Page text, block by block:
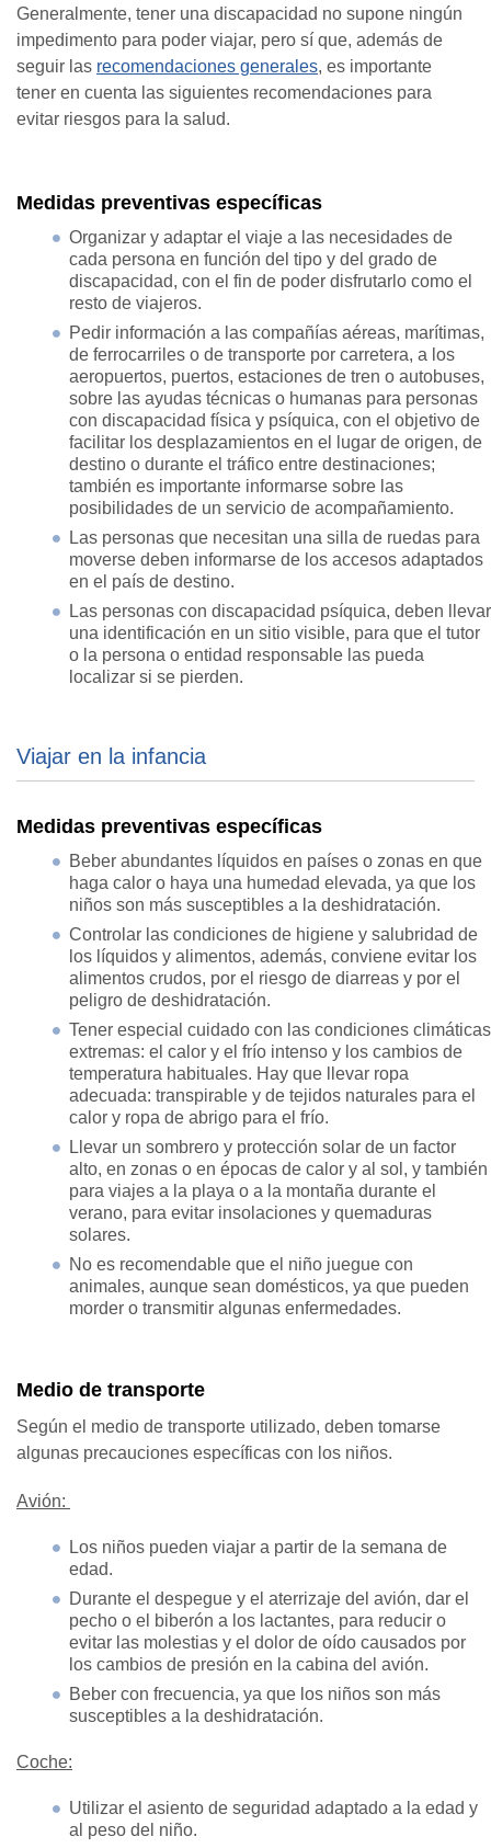
Generalmente, tener una discapacidad no supone ningún
impedimento para poder viajar, pero sí que, además de
seguir las recomendaciones generales, es importante
tener en cuenta las siguientes recomendaciones para
evitar riesgos para la salud.
Medidas preventivas específicas
Organizar y adaptar el viaje a las necesidades de
cada persona en función del tipo y del grado de
discapacidad, con el fin de poder disfrutarlo como el
resto de viajeros.
Pedir información a las compañías aéreas, marítimas,
de ferrocarriles o de transporte por carretera, a los
aeropuertos, puertos, estaciones de tren o autobuses,
sobre las ayudas técnicas o humanas para personas
con discapacidad física y psíquica, con el objetivo de
facilitar los desplazamientos en el lugar de origen, de
destino o durante el tráfico entre destinaciones;
también es importante informarse sobre las
posibilidades de un servicio de acompañamiento.
Las personas que necesitan una silla de ruedas para
moverse deben informarse de los accesos adaptados
en el país de destino.
Las personas con discapacidad psíquica, deben llevar
una identificación en un sitio visible, para que el tutor
o la persona o entidad responsable las pueda
localizar si se pierden.
Viajar en la infancia
Medidas preventivas específicas
Beber abundantes líquidos en países o zonas en que
haga calor o haya una humedad elevada, ya que los
niños son más susceptibles a la deshidratación.
Controlar las condiciones de higiene y salubridad de
los líquidos y alimentos, además, conviene evitar los
alimentos crudos, por el riesgo de diarreas y por el
peligro de deshidratación.
Tener especial cuidado con las condiciones climáticas
extremas: el calor y el frío intenso y los cambios de
temperatura habituales. Hay que llevar ropa
adecuada: transpirable y de tejidos naturales para el
calor y ropa de abrigo para el frío.
Llevar un sombrero y protección solar de un factor
alto, en zonas o en épocas de calor y al sol, y también
para viajes a la playa o a la montaña durante el
verano, para evitar insolaciones y quemaduras
solares.
No es recomendable que el niño juegue con
animales, aunque sean domésticos, ya que pueden
morder o transmitir algunas enfermedades.
Medio de transporte
Según el medio de transporte utilizado, deben tomarse
algunas precauciones específicas con los niños.
Avión:
Los niños pueden viajar a partir de la semana de
edad.
Durante el despegue y el aterrizaje del avión, dar el
pecho o el biberón a los lactantes, para reducir o
evitar las molestias y el dolor de oído causados por
los cambios de presión en la cabina del avión.
Beber con frecuencia, ya que los niños son más
susceptibles a la deshidratación.
Coche:
Utilizar el asiento de seguridad adaptado a la edad y
al peso del niño.